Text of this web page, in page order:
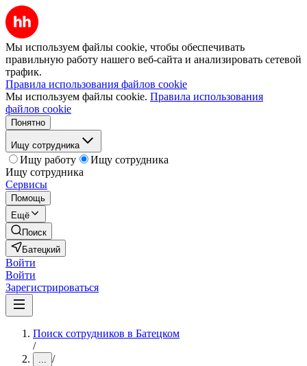
Мы используем файлы cookie, чтобы обеспечивать
правильную работу нашего веб-сайта и анализировать сетевой
трафик.
Правила использования файлов cookie
Мы используем файлы cookie. Правила использования
файлов cookie
Понятно
Ищу сотрудника
Ищу работу
Ищу сотрудника
Ищу сотрудника
Сервисы
Помощь
Ещё
Поиск
Батецкий
Войти
Войти
Зарегистрироваться
Поиск сотрудников в Батецком
/
... /